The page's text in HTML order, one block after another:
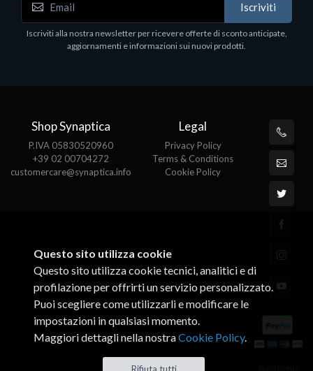
Iscriviti
Iscriviti alla nostra newsletter per ricevere offerte di sconto anticipate,
aggiornamenti e informazioni sui nuovi prodotti.
Shop Synaptica
P.IVA 05830520960
+39 02 00704272
customercare@synaptica.info
Legal
Privacy Policy
Terms & Conditions
Cookie Policy
Questo sito utilizza cookie
Questo sito utilizza cookie tecnici, analitici e di
profilazione per offrirti un servizio personalizzato.
Puoi scegliere come utilizzarli e modificare le
impostazioni in qualsiasi momento.
Maggiori dettagli nella nostraCookie Policy.